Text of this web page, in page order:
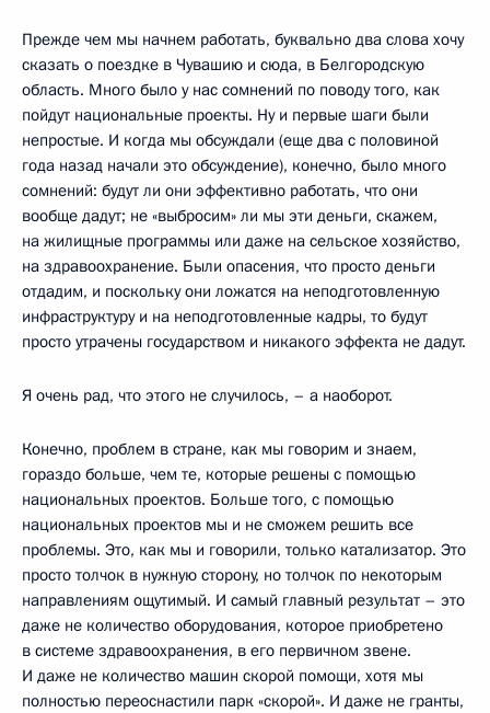
Прежде чем мы начнем работать, буквально два слова хочу
сказать о поездке в Чувашию и сюда, в Белгородскую
область. Много было у нас сомнений по поводу того, как
пойдут национальные проекты. Ну и первые шаги были
непростые. И когда мы обсуждали (еще два с половиной
года назад начали это обсуждение), конечно, было много
сомнений: будут ли они эффективно работать, что они
вообще дадут; не «выбросим» ли мы эти деньги, скажем,
на жилищные программы или даже на сельское хозяйство,
на здравоохранение. Были опасения, что просто деньги
отдадим, и поскольку они ложатся на неподготовленную
инфраструктуру и на неподготовленные кадры, то будут
просто утрачены государством и никакого эффекта не дадут.
Я очень рад, что этого не случилось, – а наоборот.
Конечно, проблем в стране, как мы говорим и знаем,
гораздо больше, чем те, которые решены с помощью
национальных проектов. Больше того, с помощью
национальных проектов мы и не сможем решить все
проблемы. Это, как мы и говорили, только катализатор. Это
просто толчок в нужную сторону, но толчок по некоторым
направлениям ощутимый. И самый главный результат – это
даже не количество оборудования, которое приобретено
в системе здравоохранения, в его первичном звене.
И даже не количество машин скорой помощи, хотя мы
полностью переоснастили парк «скорой». И даже не гранты,